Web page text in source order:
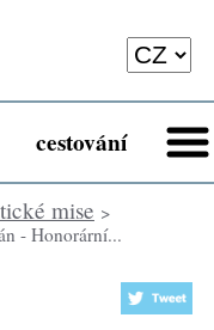
cestování
mise >
- Honorární...